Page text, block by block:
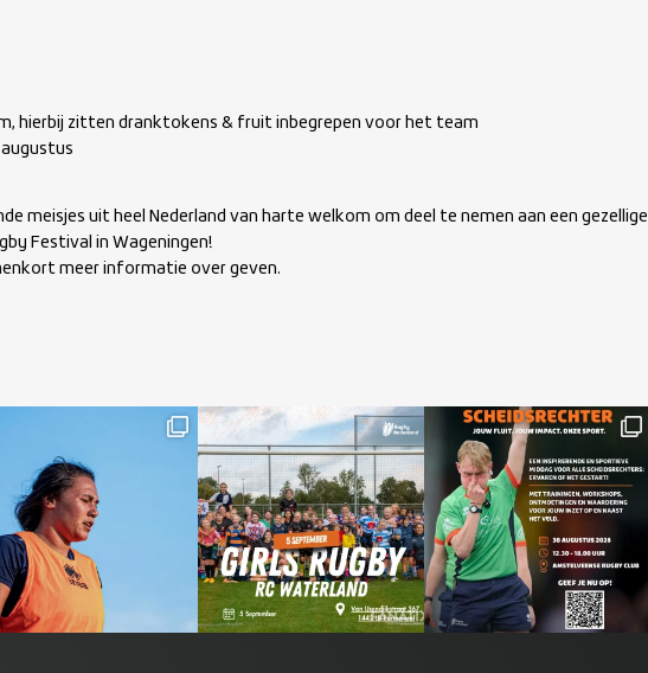
hierbij zitten dranktokens & fruit inbegrepen voor het team
augustus
meisjes uit heel Nederland van harte welkom om deel te nemen aan een gezellige
Festival in Wageningen!
meer informatie over geven.